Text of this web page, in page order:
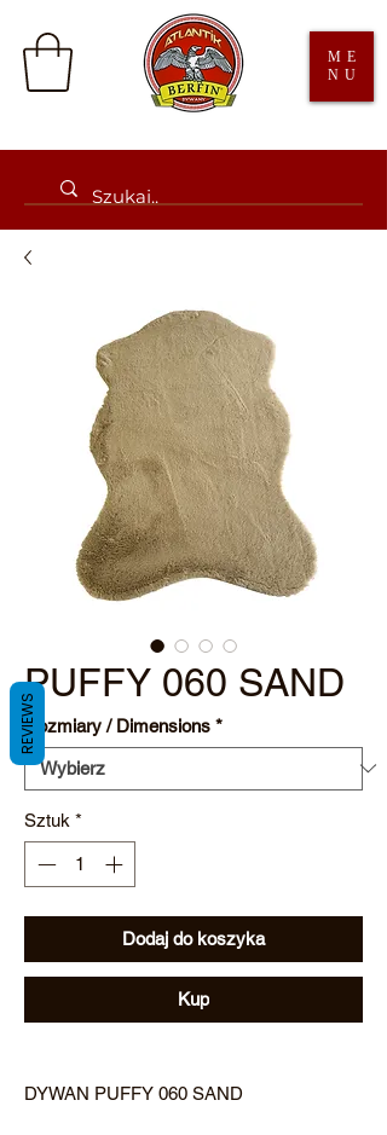
ME
NU
PUFFY 060 SAND
Rozmiary / Dimensions *
Sztuk *
Dodaj do koszyka
Kup
DYWAN PUFFY 060 SAND
REVIEWS